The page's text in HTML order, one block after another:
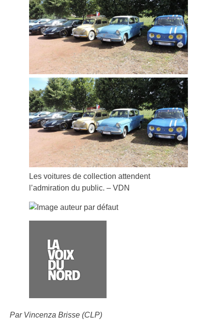
Les voitures de collection attendent
l’admiration du public. – VDN
Par Vincenza Brisse (CLP)